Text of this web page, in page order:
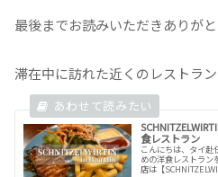
最後までお読みいただきありがと
滞在中に訪れた近くのレストラン
食レストラン
こんにちは、タイ
めの洋食レストラン
店は【